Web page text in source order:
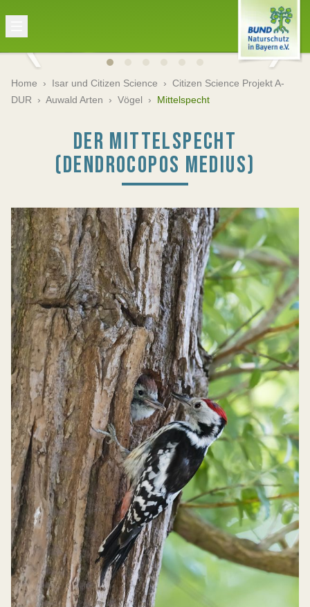
Home › Isar und Citizen Science › Citizen Science Projekt A-
DUR › Auwald Arten › Vögel › Mittelspecht
DER MITTELSPECHT
(DENDROCOPOS MEDIUS)